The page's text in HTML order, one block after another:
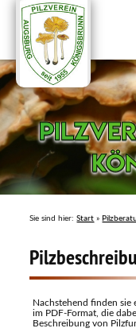
Sie sind hier:Start »
Nachstehend finden sie
im PDF-Format, die
Beschreibung von